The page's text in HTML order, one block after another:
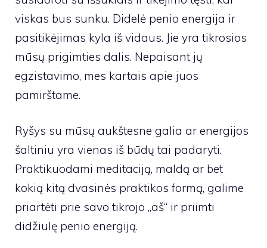
viskas bus sunku. Didelė penio energija ir
pasitikėjimas kyla iš vidaus. Jie yra tikrosios
mūsų prigimties dalis. Nepaisant jų
egzistavimo, mes kartais apie juos
pamirštame.
Ryšys su mūsų aukštesne galia ar energijos
šaltiniu yra vienas iš būdų tai padaryti.
Praktikuodami meditaciją, maldą ar bet
kokią kitą dvasinės praktikos formą, galime
priartėti prie savo tikrojo „aš“ ir priimti
didžiulę penio energiją.